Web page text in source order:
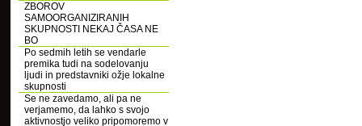
ZBOROV
SAMOORGANIZIRANIH
SKUPNOSTI NEKAJ ČASA NE
BO
Po sedmih letih se vendarle
premika tudi na sodelovanju
ljudi in predstavniki ožje lokalne
skupnosti
Se ne zavedamo, ali pa ne
verjamemo, da lahko s svojo
aktivnostjo veliko pripomoremo v